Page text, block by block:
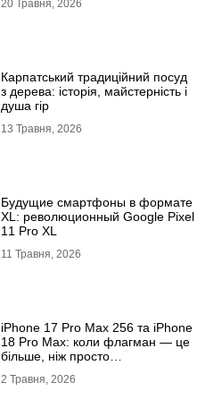
20 Травня, 2026
Карпатський традиційний посуд
з дерева: історія, майстерність і
душа гір
13 Травня, 2026
Будущие смартфоны в формате
XL: революционный Google Pixel
11 Pro XL
11 Травня, 2026
iРhone 17 Рro Мax 256 та iРhone
18 Рro Мax: коли флагман — це
більше, ніж просто
2 Травня, 2026